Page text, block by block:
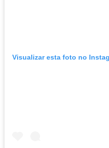
Visualizar esta foto no